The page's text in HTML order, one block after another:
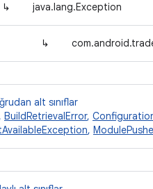
↳ java.lang.Exception
↳
alt sınıflar
BuildRetrievalError,
,